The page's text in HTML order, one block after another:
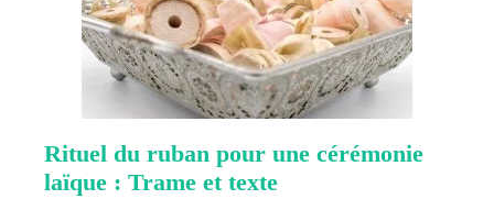
Rituel du ruban pour une cérémonie
laïque : Trame et texte